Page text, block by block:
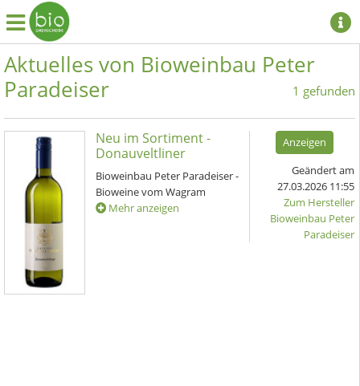
Aktuelles von Bioweinbau Peter
Paradeiser
1 gefunden
Neu im Sortiment -
Donauveltliner
Bioweinbau Peter Paradeiser -
Bioweine vom Wagram
Mehr anzeigen
Anzeigen
Geändert am
27.03.2026 11:55
Zum Hersteller
Bioweinbau Peter
Paradeiser